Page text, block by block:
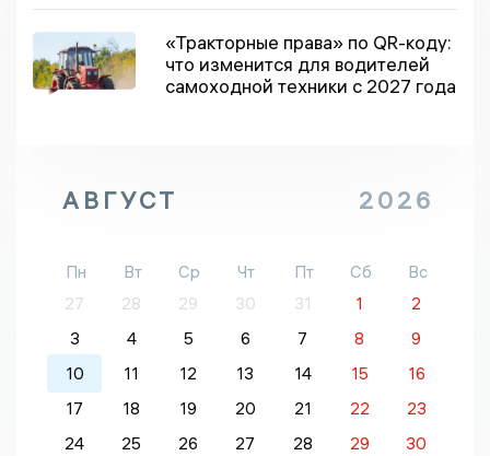
«Тракторные права» по QR-коду:
что изменится для водителей
самоходной техники с 2027 года
АВГУСТ 2026
Пн Вт Ср Чт Пт Сб
Вс
27
28 29 30 31 1
2
3
4 5 6 7 8
9
10
11 12 13 14 15
16
17
18 19 20 21 22
23
24
25 26 27 28 29
30